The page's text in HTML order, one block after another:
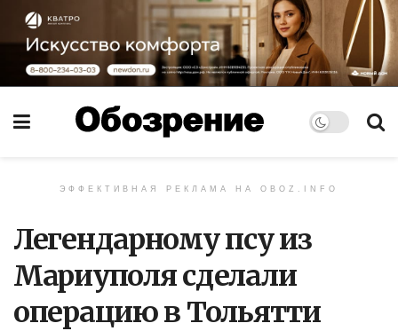
ЭФФЕКТИВНАЯ РЕКЛАМА НА OBOZ.INFO
Легендарному псу из
Мариуполя сделали
операцию в Тольятти